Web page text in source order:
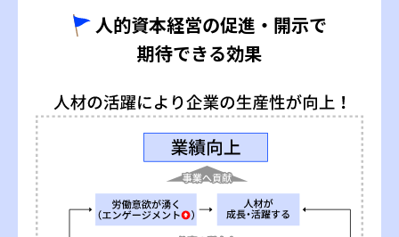
人的資本経営の促進・開示で
期待できる効果